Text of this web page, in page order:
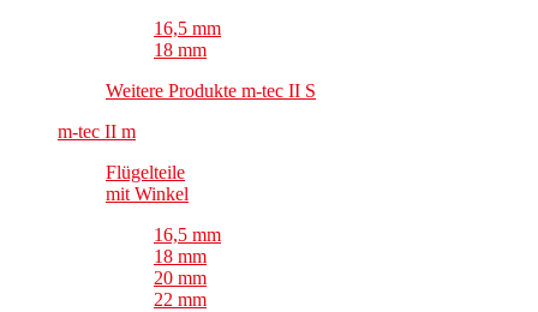
16,5 mm
18 mm
Weitere Produkte m-tec II S
m-tec II m
Flügelteile
mit Winkel
16,5 mm
18 mm
20 mm
22 mm